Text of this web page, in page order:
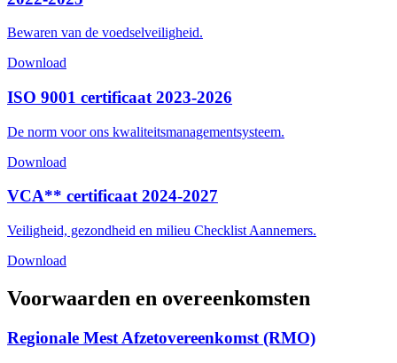
Bewaren van de voedselveiligheid.
Download
ISO 9001 certificaat 2023-2026
De norm voor ons kwaliteitsmanagementsysteem.
Download
VCA** certificaat 2024-2027
Veiligheid, gezondheid en milieu Checklist Aannemers.
Download
Voorwaarden en overeenkomsten
Regionale Mest Afzetovereenkomst (RMO)